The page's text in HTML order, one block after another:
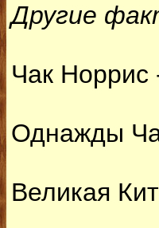
Другие
Чак Норрис
Однажды
Великая